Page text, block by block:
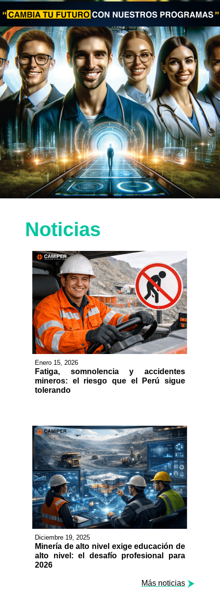
Noticias
Enero 15, 2026
Fatiga, somnolencia y accidentes
mineros: el riesgo que el Perú sigue
tolerando
Diciembre 19, 2025
Minería de alto nivel exige educación de
alto nivel: el desafío profesional para
2026
Más noticias